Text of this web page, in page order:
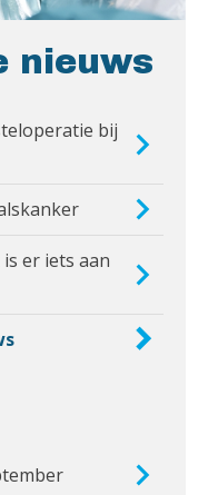
nieuws
bij
er iets aan